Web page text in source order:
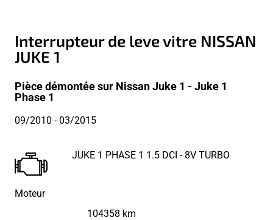
Interrupteur de leve vitre NISSAN
JUKE 1
Pièce démontée sur Nissan Juke 1 - Juke 1
Phase 1
09/2010 - 03/2015
Moteur
JUKE 1 PHASE 1 1.5 DCI - 8V TURBO
104358 km